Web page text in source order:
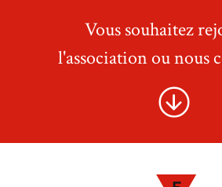
Vous souhaitez
l'association ou nous